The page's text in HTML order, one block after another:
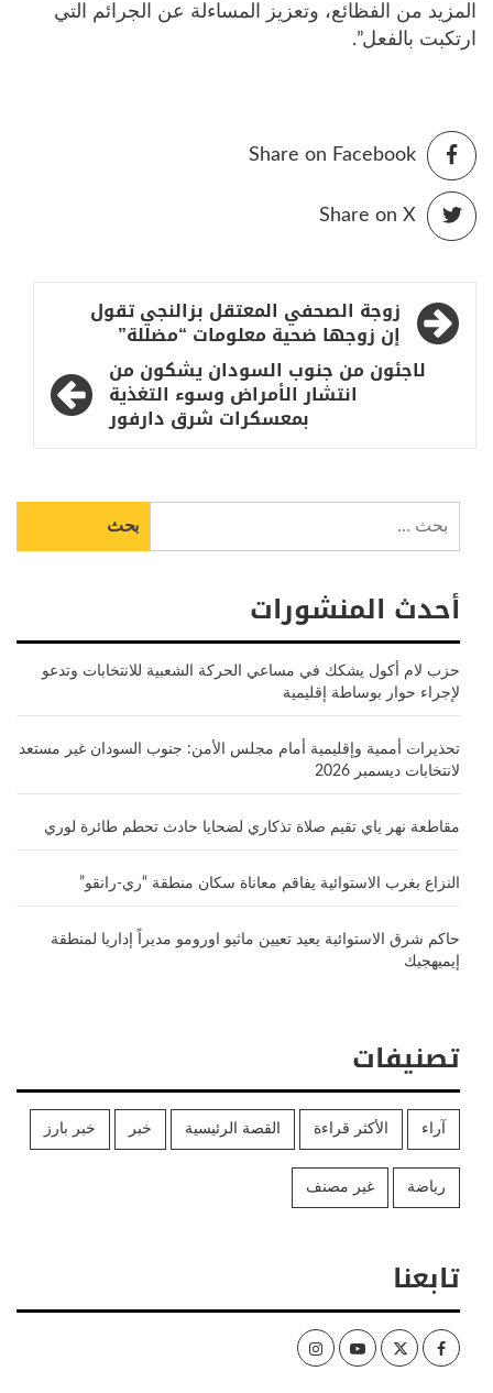
المزيد من الفظائع، وتعزيز المساءلة عن الجرائم التي
ارتكبت بالفعل”.
Share on Facebook
Share on X
تصفّح
المقالات
زوجة الصحفي المعتقل بزالنجي تقول
إن زوجها ضحية معلومات “مضللة”
لاجئون من جنوب السودان يشكون من
انتشار الأمراض وسوء التغذية
بمعسكرات شرق دارفور
عن:
أحدث المنشورات
حزب لام أكول يشكك في مساعي الحركة الشعبية للانتخابات وتدعو
لإجراء حوار بوساطة إقليمية
تحذيرات أممية وإقليمية أمام مجلس الأمن: جنوب السودان غير مستعد
لانتخابات ديسمبر 2026
مقاطعة نهر ياي تقيم صلاة تذكاري لضحايا حادث تحطم طائرة لوري
النزاع بغرب الاستوائية يفاقم معاناة سكان منطقة “ري-رانقو”
حاكم شرق الاستوائية يعيد تعيين ماثيو اورومو مديراً إداريا لمنطقة
إيميهجيك
تصنيفات
آراء الأكثر قراءة القصة الرئيسية خبر خبر بارز
رياضة غير مصنف
تابعنا
Facebook
Twitter
Youtube
Instagram